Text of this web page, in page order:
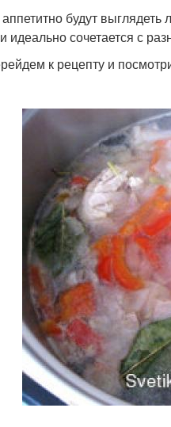
будут
идеально сочетается с
к рецепту и